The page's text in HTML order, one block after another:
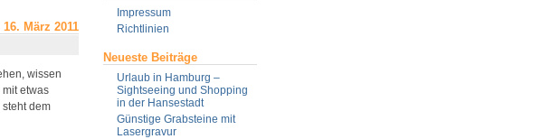
Impressum
Richtlinien
Neueste Beiträge
Urlaub in Hamburg –
Sightseeing und Shopping
in der Hansestadt
Günstige Grabsteine mit
Lasergravur
16. März 2011
wissen
etwas
dem